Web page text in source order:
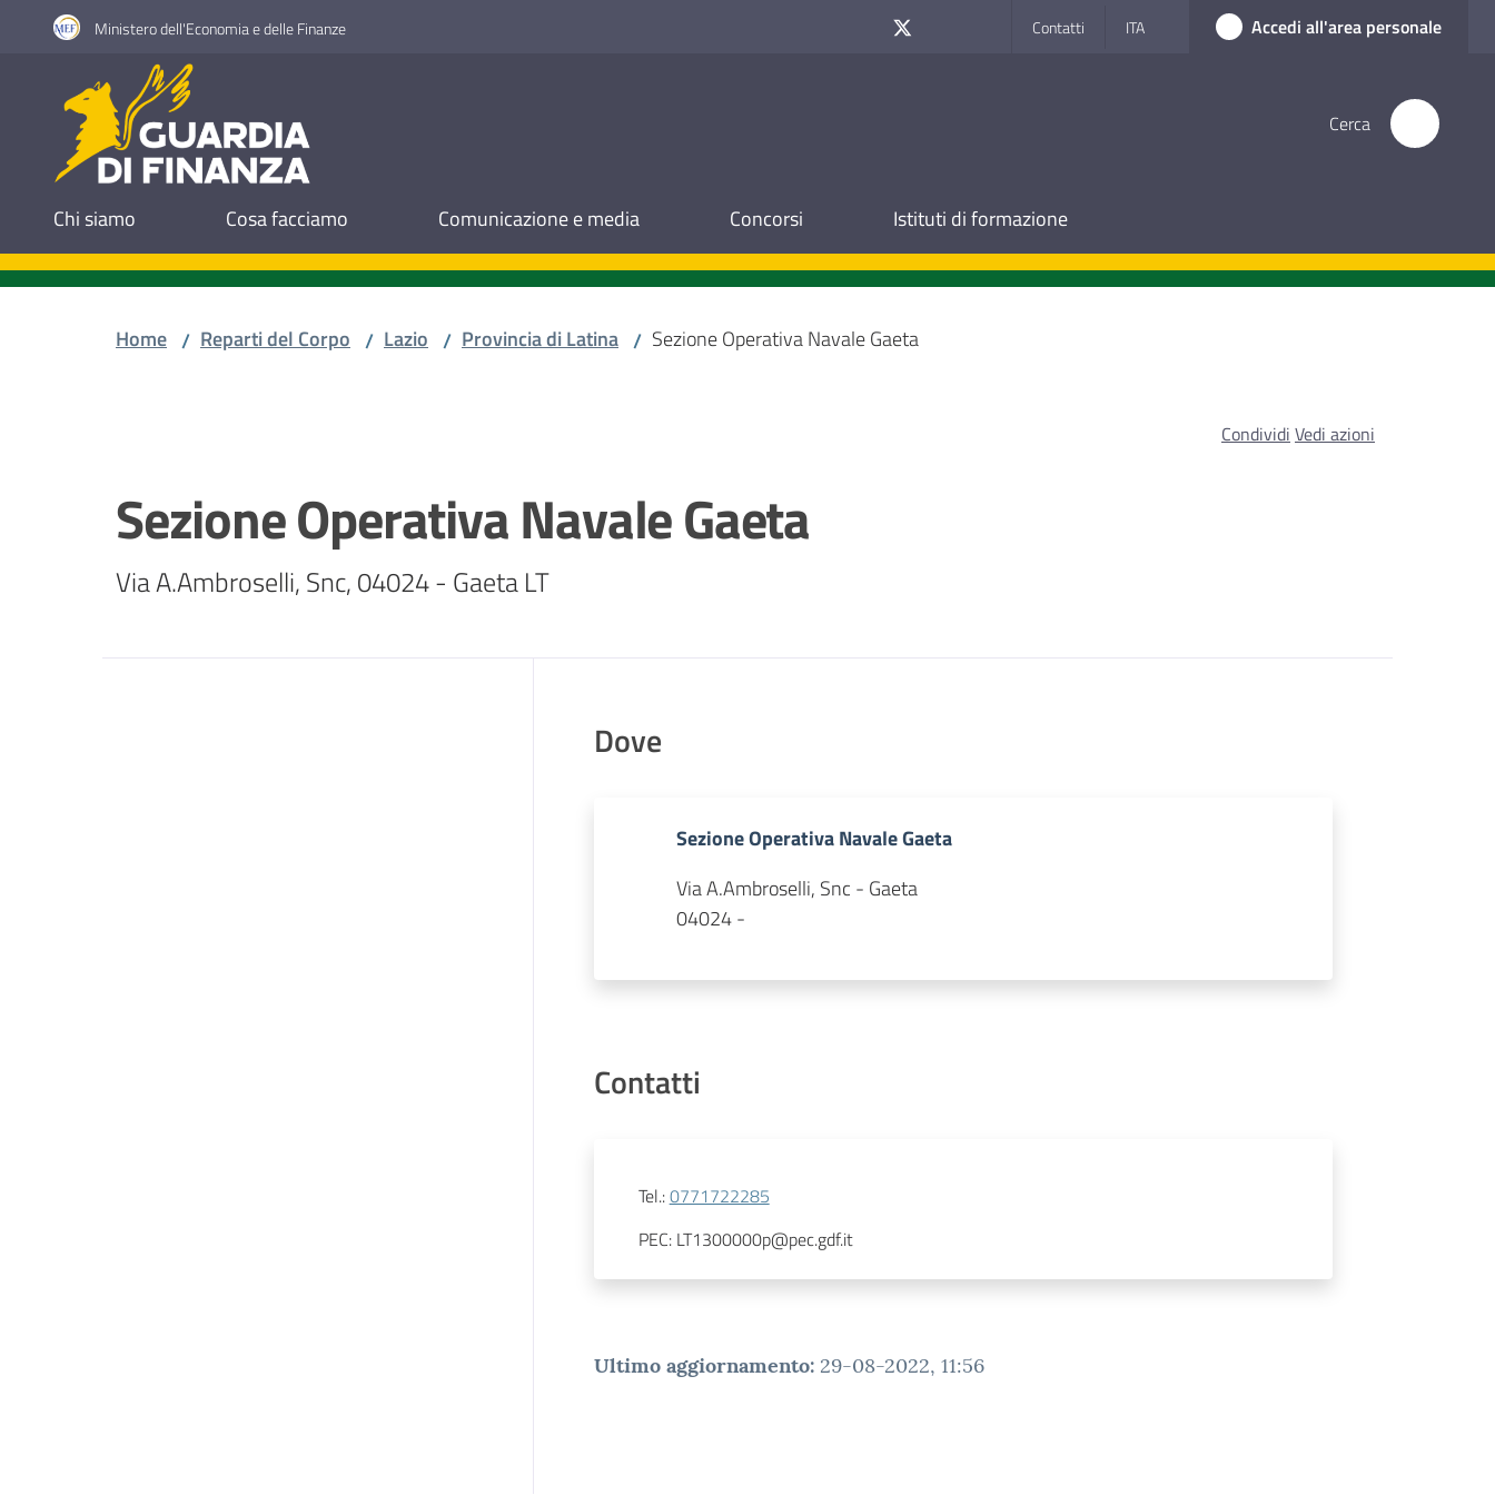
Vai al contenuto
Vai alla navigazione
Vai al footer Ministero dell'Economia e delle Finanze Contatti ITA Accedi all'area personale
Guardia di Finanza Cerca
Chi siamo Cosa facciamo Comunicazione e media Concorsi Istituti di formazione
Home / Reparti del Corpo / Lazio / Provincia di Latina / Sezione Operativa Navale Gaeta
Sezione Operativa Navale Gaeta
Via A.Ambroselli, Snc, 04024 - Gaeta LT
Condividi Vedi azioni
Dove
Sezione Operativa Navale Gaeta
Via A.Ambroselli, Snc - Gaeta
04024 -
Contatti
Tel.:0771722285
PEC: LT1300000p@pec.gdf.it
Ultimo aggiornamento: 29-08-2022, 11:56